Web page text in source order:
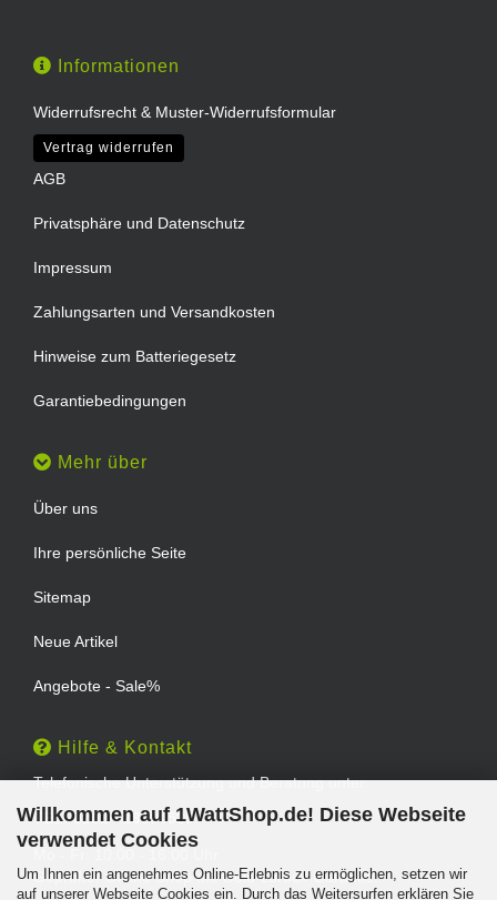
Willkommen auf 1WattShop.de! Diese Webseite
verwendet Cookies
Um Ihnen ein angenehmes Online-Erlebnis zu ermöglichen, setzen wir
auf unserer Webseite Cookies ein. Durch das Weitersurfen erklären Sie
Informationen
Widerrufsrecht & Muster-Widerrufsformular
Vertrag widerrufen
AGB
Privatsphäre und Datenschutz
Impressum
Zahlungsarten und Versandkosten
Hinweise zum Batteriegesetz
Garantiebedingungen
Mehr über
Über uns
Ihre persönliche Seite
Sitemap
Neue Artikel
Angebote - Sale%
Hilfe & Kontakt
Telefonische Unterstützung und Beratung unter:
TEL: 0202 - 29994539
Geprüfter Online Shop mit Geld-zurück-Garantie.